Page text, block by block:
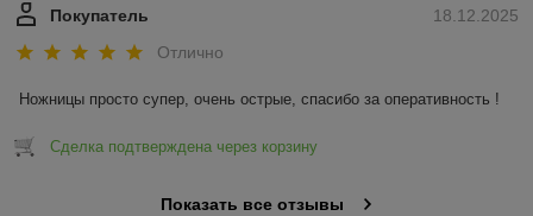
18.12.2025
Покупатель
Отлично
Ножницы просто супер, очень острые, спасибо за оперативность !
Сделка подтверждена через корзину
Показать все отзывы